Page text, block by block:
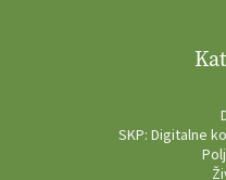
SKP: Digitalne